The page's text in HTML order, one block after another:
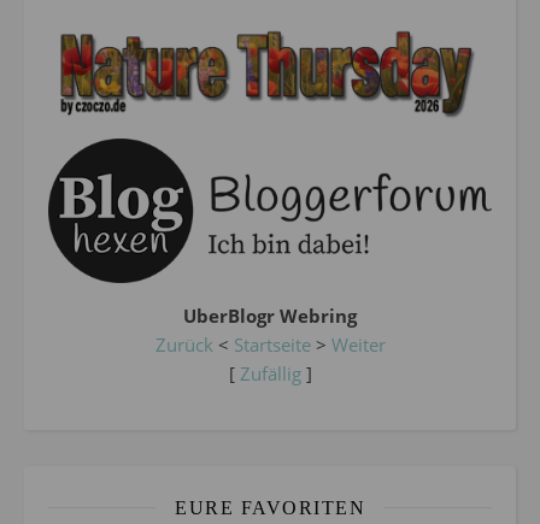
UberBlogr Webring
Zurück < Startseite> Weiter
[ Zufällig]
EURE FAVORITEN